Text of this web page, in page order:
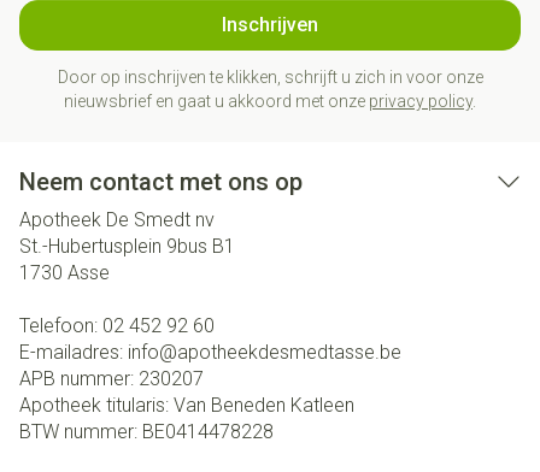
Inschrijven
Door op inschrijven te klikken, schrijft u zich in voor onze
nieuwsbrief en gaat u akkoord met onze privacy policy.
Neem contact met ons op
Apotheek De Smedt nv
St.-Hubertusplein 9bus B1
1730 Asse
Telefoon: 02 452 92 60
E-mailadres: info@apotheekdesmedtasse.be
APB nummer: 230207
Apotheek titularis: Van Beneden Katleen
BTW nummer: BE0414478228